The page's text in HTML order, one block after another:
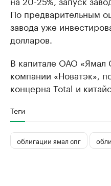
По предварительным
завода уже
долларов.
В капитале ОАО «Ямал
компании «Новатэк»,
концерна Total и
Теги
облигации ямал спг